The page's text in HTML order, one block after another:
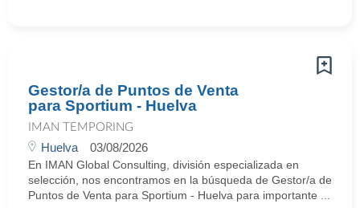
Gestor/a de Puntos de Venta
para Sportium - Huelva
IMAN TEMPORING
Huelva 03/08/2026
En IMAN Global Consulting, división especializada en
selección, nos encontramos en la búsqueda de Gestor/a de
Puntos de Venta para Sportium - Huelva para importante ...